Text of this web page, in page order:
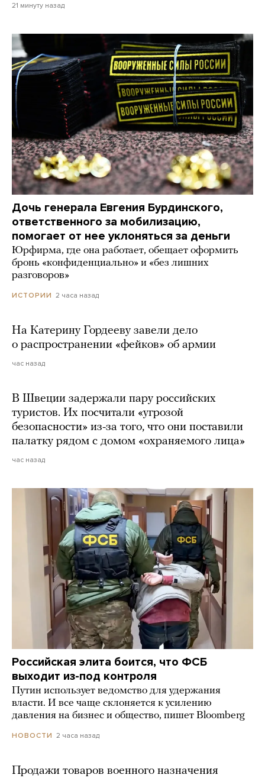
21 минуту назад
Дочь генерала Евгения Бурдинского,
ответственного за мобилизацию,
помогает от нее уклоняться за деньги
Юрфирма, где она работает, обещает оформить
бронь «конфиденциально» и «без лишних
разговоров»
ИСТОРИИ 2 часа назад
На Катерину Гордееву завели дело
о распространении «фейков» об армии
час назад
В Швеции задержали пару российских
туристов. Их посчитали «угрозой
безопасности» из-за того, что они поставили
палатку рядом с домом «охраняемого лица»
час назад
Российская элита боится, что ФСБ
выходит из-под контроля
Путин использует ведомство для удержания
власти. И все чаще склоняется к усилению
давления на бизнес и общество, пишет Bloomberg
НОВОСТИ 2 часа назад
Продажи товаров военного назначения